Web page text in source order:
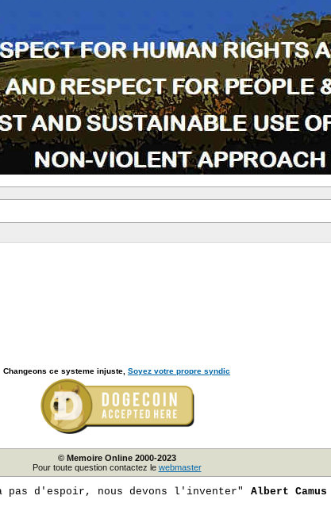
Changeons ce systeme injuste, Soyez votre propre syndic
© Memoire Online 2000-2023
Pour toute question contactez le webmaster
d'espoir, nous devons l'inventer" Albert Camus